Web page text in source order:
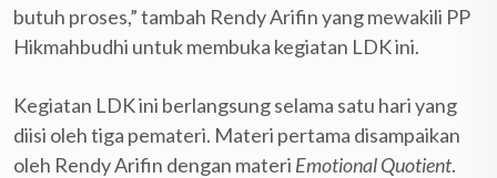
butuh proses,” tambah Rendy Arifin yang mewakili PP
Hikmahbudhi untuk membuka kegiatan LDK ini.
Kegiatan LDK ini berlangsung selama satu hari yang
diisi oleh tiga pemateri. Materi pertama disampaikan
oleh Rendy Arifin dengan materi Emotional Quotient.